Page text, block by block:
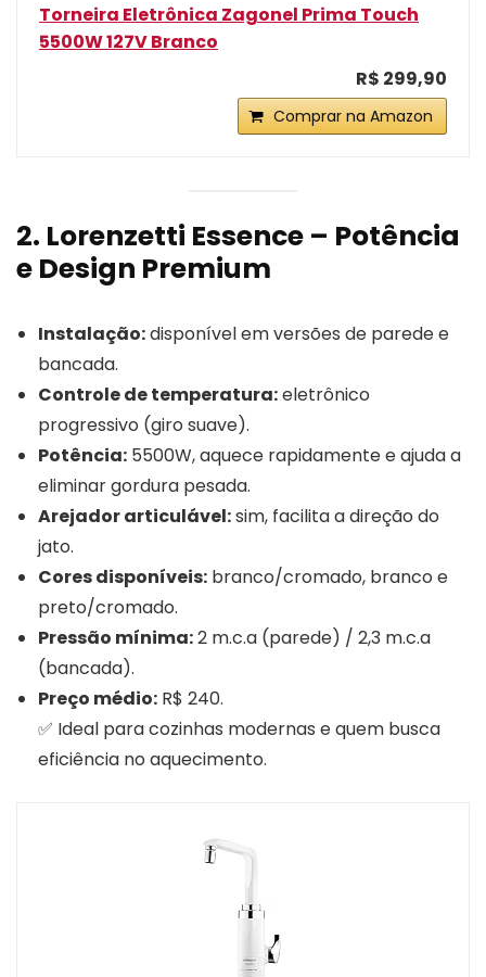
Torneira Eletrônica Zagonel Prima Touch
5500W 127V Branco
R$ 299,90
Comprar na Amazon
2. Lorenzetti Essence – Potência
e Design Premium
Instalação:disponível em versões de parede e
bancada.
Controle de temperatura:eletrônico
progressivo (giro suave).
Potência: 5500W, aquece rapidamente e ajuda a
eliminar gordura pesada.
Arejador articulável:sim, facilita a direção do
jato.
Cores disponíveis: branco/cromado, branco e
preto/cromado.
Pressão mínima:2 m.c.a (parede) / 2,3 m.c.a
(bancada).
Preço médio: R$ 240.
✅ Ideal para cozinhas modernas e quem busca
eficiência no aquecimento.